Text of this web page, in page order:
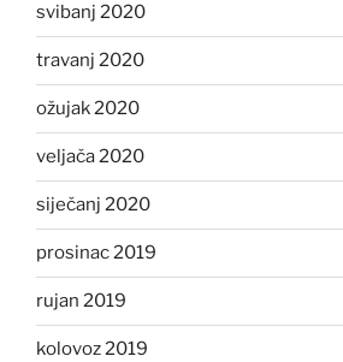
svibanj 2020
travanj 2020
ožujak 2020
veljača 2020
siječanj 2020
prosinac 2019
rujan 2019
kolovoz 2019